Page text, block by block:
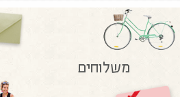
משלוחים